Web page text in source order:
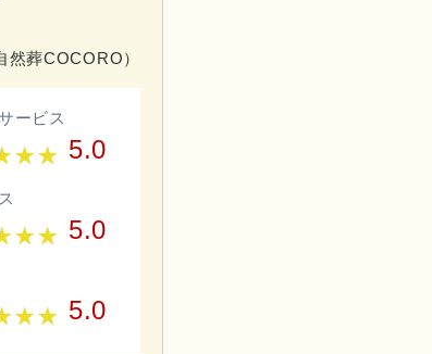
然葬COCORO）
ービス
5.0
5.0
5.0